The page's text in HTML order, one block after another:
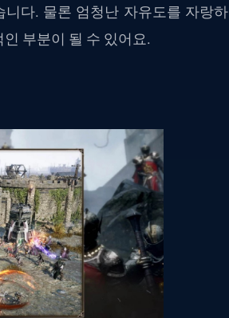
다. 물론 엄청난 자유도를 자랑하
부분이 될 수 있어요.